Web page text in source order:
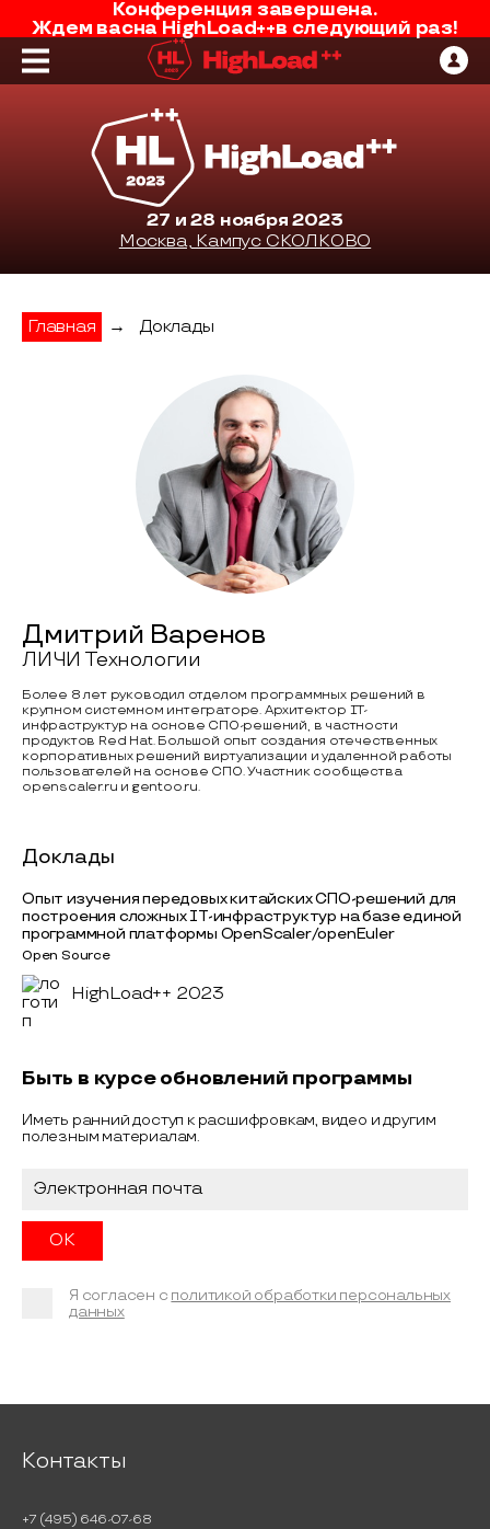
Конференция завершена.
Ждем васна HighLoad++в следующий раз!
27 и 28 ноября 2023
Москва, Кампус СКОЛКОВО
Главная → Доклады
Дмитрий Варенов
ЛИЧИ Технологии
Более 8 лет руководил отделом программных решений в
крупном системном интеграторе. Архитектор IТ-
инфраструктур на основе СПО-решений, в частности
продуктов Red Hat. Большой опыт создания отечественных
корпоративных решений виртуализации и удаленной работы
пользователей на основе СПО. Участник сообщества
openscaler.ru и gentoo.ru.
Доклады
Опыт изучения передовых китайских СПО-решений для
построения сложных IТ-инфраструктур на базе единой
программной платформы OpenScaler/openEuler
Open Source
HighLoad++ 2023
Быть в курсе обновлений программы
Иметь ранний доступ к расшифровкам, видео и другим
полезным материалам.
Я согласен с политикой обработки персональных
данных
Контакты
+7 (495) 646-07-68